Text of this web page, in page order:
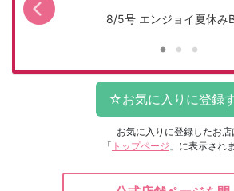
8/5号 エンジョイ夏休み
お気に入りに登録したお店
「 トップページ 」に表示され